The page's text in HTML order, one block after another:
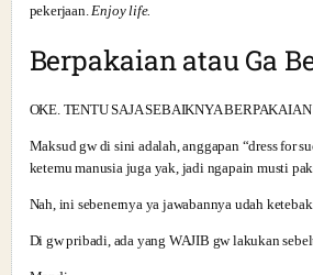
pekerjaan. Enjoy life.
Berpakaian atau Ga
OKE. TENTU SAJA SEBAIKNYA BERPAKAIAN
Maksud gw di sini adalah, anggapan “dress for
ketemu manusia juga yak, jadi ngapain musti
Nah, ini sebenernya ya jawabannya udah
Di gw pribadi, ada yang WAJIB gw lakukan